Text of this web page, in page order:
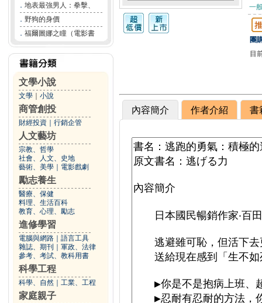
． 地表最強男人：拳擊、
． 野狗的身價
． 福爾圖娜之瞳（電影書
文學小說
文學 小說
商管創投
財經投資 行銷企管
人文藝坊
宗教、哲學
社會、人文、史地
藝術、美學
電影戲劇
勵志養生
醫療、保健
料理、生活百科
教育、心理、勵志
進修學習
電腦與網路
語言工具
雜誌、期刊
軍政、法律
參考、考試、教科用書
科學工程
科學、自然 工業、工程
家庭親子
一
團
目
內容簡介 作者介紹 書